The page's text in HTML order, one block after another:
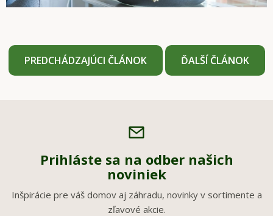
PREDCHÁDZAJÚCI ČLÁNOK ĎALŠÍ ČLÁNOK
Prihláste sa na odber našich
noviniek
Inšpirácie pre váš domov aj záhradu, novinky v sortimente a
zľavové akcie.